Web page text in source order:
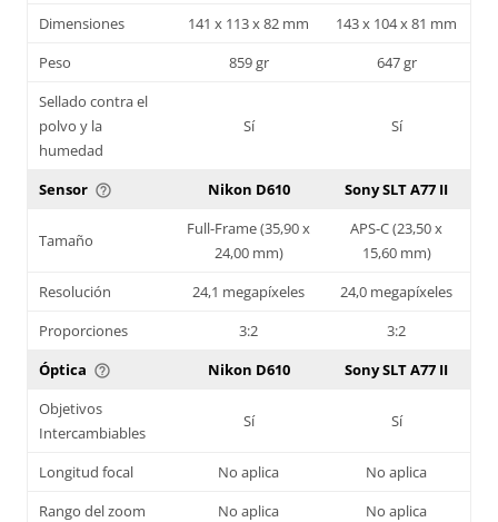
Dimensiones
141 x 113 x 82 mm
143 x 104 x 81 mm
Peso
859 gr
647 gr
Sellado contra el
polvo y la
humedad
Sí Sí
Sensor help_outline Nikon D610 Sony SLT A77 II
Tamaño
Full-Frame (35,90 x
24,00 mm)
APS-C (23,50 x
15,60 mm)
Resolución
24,1 megapíxeles
24,0 megapíxeles
Proporciones
3:2
3:2
Óptica help_outline Nikon D610
Sony SLT A77 II
Objetivos
Intercambiables
Sí Sí
Longitud focal No aplica
No aplica
Rango del zoom
No aplica
No aplica